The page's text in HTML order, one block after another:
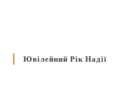
Ювілейний Рік Надії